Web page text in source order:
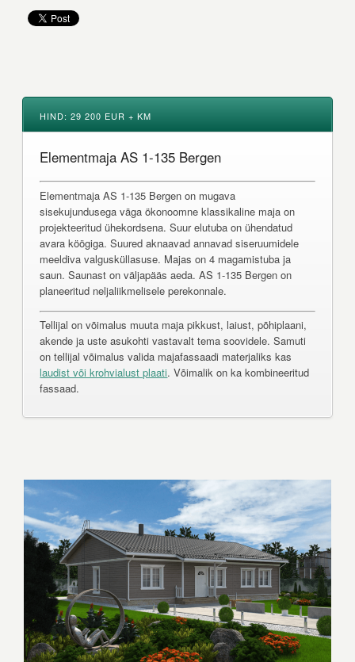
HIND: 29 200 EUR + KM
Elementmaja AS 1-135 Bergen
Elementmaja AS 1-135 Bergen on mugava
sisekujundusega väga ökonoomne klassikaline maja on
projekteeritud ühekordsena. Suur elutuba on ühendatud
avara köögiga. Suured aknaavad annavad siseruumidele
meeldiva valgusküllasuse. Majas on 4 magamistuba ja
saun. Saunast on väljapääs aeda. AS 1-135 Bergen on
planeeritud neljaliikmelisele perekonnale.
Tellijal on võimalus muuta maja pikkust, laiust, põhiplaani,
akende ja uste asukohti vastavalt tema soovidele. Samuti
on tellijal võimalus valida majafassaadi materjaliks kas
laudist või krohvialust plaati. Võimalik on ka kombineeritud
fassaad.